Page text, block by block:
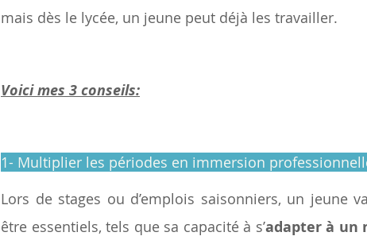
mais dès le lycée, un jeune peut déjà les travailler.
Voici mes 3 conseils:
1- Multiplier les périodes en immersion
Lors de stages ou d’emplois saisonniers, un jeune
être essentiels, tels que sa capacité à s’adapter à un